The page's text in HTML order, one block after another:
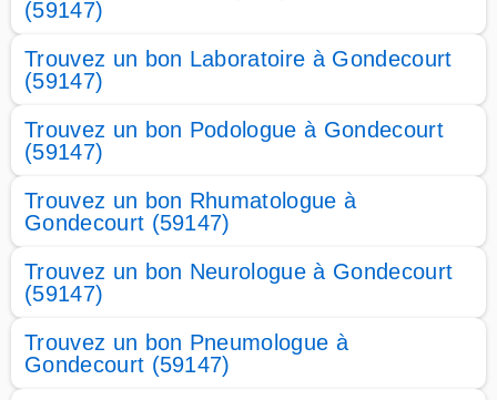
(59147)
Trouvez un bon Laboratoire à Gondecourt
(59147)
Trouvez un bon Podologue à Gondecourt
(59147)
Trouvez un bon Rhumatologue à
Gondecourt (59147)
Trouvez un bon Neurologue à Gondecourt
(59147)
Trouvez un bon Pneumologue à
Gondecourt (59147)